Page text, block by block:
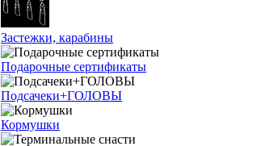
Застежки, карабины
Подарочные сертификаты
Подсачеки+ГОЛОВЫ
Кормушки